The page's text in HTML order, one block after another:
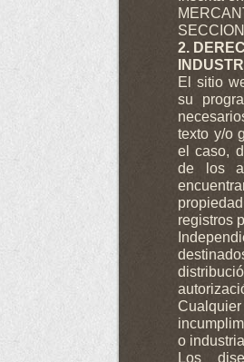
2.
El sitio
su
texto y/o
el caso,
de los
registros
o
Los